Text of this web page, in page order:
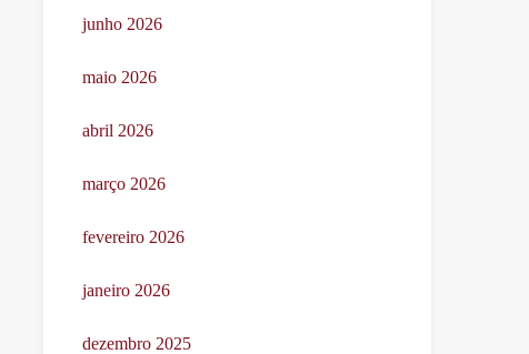
junho 2026
maio 2026
abril 2026
março 2026
fevereiro 2026
janeiro 2026
dezembro 2025